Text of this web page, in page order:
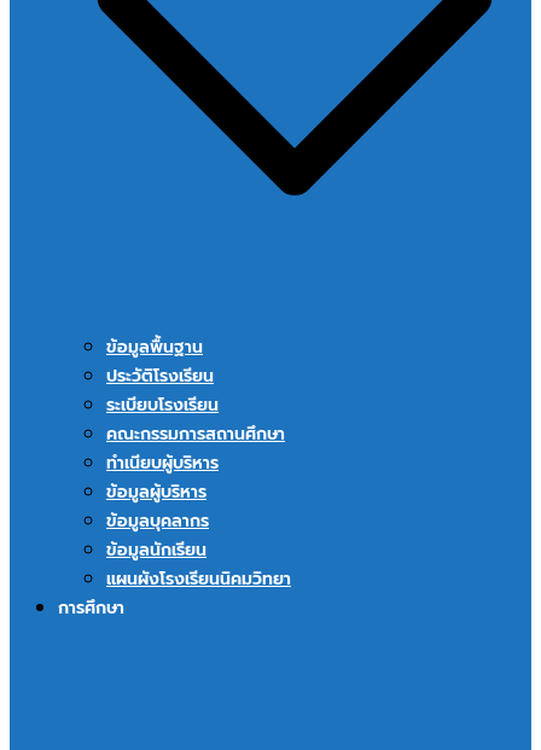
ข้อมูลพื้นฐาน
ประวัติโรงเรียน
ระเบียบโรงเรียน
คณะกรรมการสถานศึกษา
ทำเนียบผู้บริหาร
ข้อมูลผู้บริหาร
ข้อมูลบุคลากร
ข้อมูลนักเรียน
แผนผังโรงเรียนนิคมวิทยา
การศึกษา